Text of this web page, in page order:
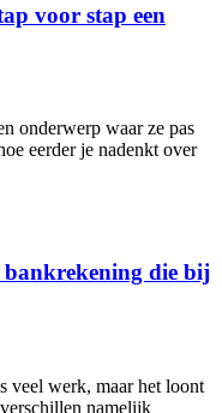
voor stap een
onderwerp waar ze pas
eerder je nadenkt over
die bij
veel werk, maar het loont
namelijk